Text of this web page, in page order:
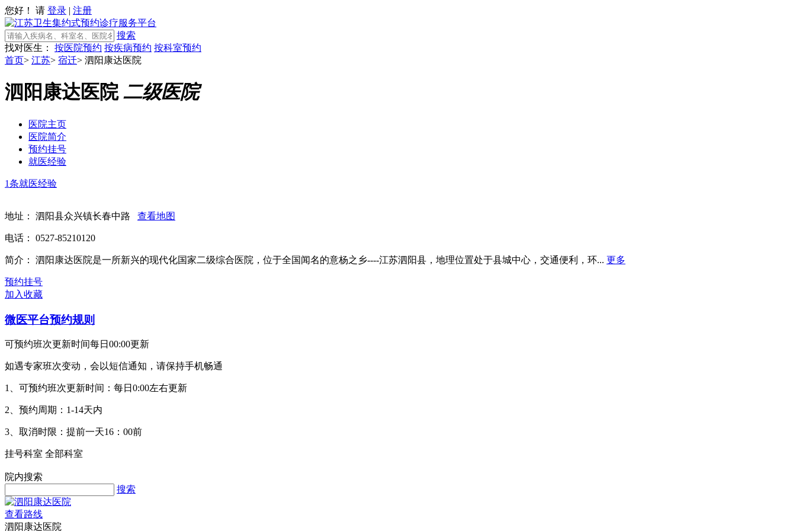
您好！ 请 登录 | 注册
搜索
找对医生：
按医院预约 按疾病预约 按科室预约
首页> 江苏> 宿迁> 泗阳康达医院
泗阳康达医院二级医院
医院主页
医院简介
预约挂号
就医经验
1条就医经验
地址： 泗阳县众兴镇长春中路 查看地图
电话： 0527-85210120
简介： 泗阳康达医院是一所新兴的现代化国家二级综合医院，位于全国闻名的意杨之乡----江苏泗阳县，地理位置处于县城中心，交通便利，环... 更多
预约挂号
加入收藏
微医平台预约规则
可预约班次更新时间每日00:00更新
如遇专家班次变动，会以短信通知，请保持手机畅通
1、可预约班次更新时间：每日0:00左右更新
2、预约周期：1-14天内
3、取消时限：提前一天16：00前
挂号科室 全部科室
院内搜索
搜索
查看路线
泗阳康达医院